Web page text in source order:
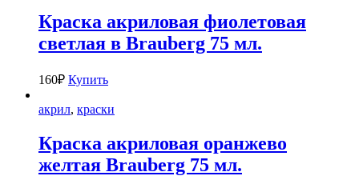
Краска акриловая фиолетовая
светлая в Brauberg 75 мл.
160₽ Купить
акрил, краски
Краска акриловая оранжево
желтая Brauberg 75 мл.